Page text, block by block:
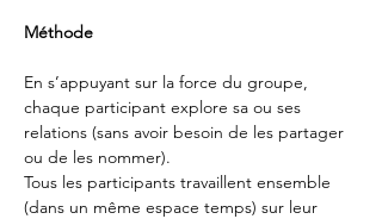
Méthode
En s’appuyant sur la force du groupe,
chaque participant explore sa ou ses
relations (sans avoir besoin de les partager
ou de les nommer).
Tous les participants travaillent ensemble
(dans un même espace temps) sur leur